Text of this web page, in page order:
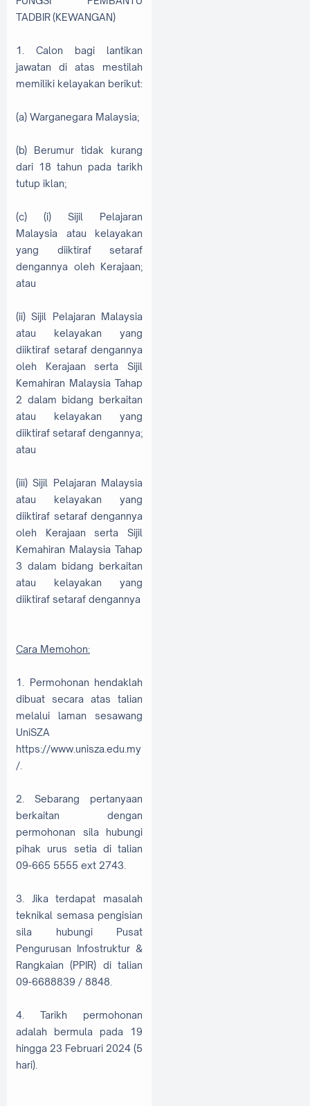
TADBIR (KEWANGAN)
1. Calon bagi lantikan
jawatan di atas mestilah
memiliki kelayakan berikut:
(a) Warganegara Malaysia;
(b) Berumur tidak kurang
dari 18 tahun pada tarikh
tutup iklan;
(c) (i) Sijil Pelajaran
Malaysia atau kelayakan
yang diiktiraf setaraf
dengannya oleh Kerajaan;
atau
(ii) Sijil Pelajaran Malaysia
atau kelayakan yang
diiktiraf setaraf dengannya
oleh Kerajaan serta Sijil
Kemahiran Malaysia Tahap
2 dalam bidang berkaitan
atau kelayakan yang
diiktiraf setaraf dengannya;
atau
(iii) Sijil Pelajaran Malaysia
atau kelayakan yang
diiktiraf setaraf dengannya
oleh Kerajaan serta Sijil
Kemahiran Malaysia Tahap
3 dalam bidang berkaitan
atau kelayakan yang
diiktiraf setaraf dengannya
Cara Memohon:
1. Permohonan hendaklah
dibuat secara atas talian
melalui laman sesawang
UniSZA
https://www.unisza.edu.my
/.
2. Sebarang pertanyaan
berkaitan dengan
permohonan sila hubungi
pihak urus setia di talian
09-665 5555 ext 2743.
3. Jika terdapat masalah
teknikal semasa pengisian
sila hubungi Pusat
Pengurusan Infostruktur &
Rangkaian (PPIR) di talian
09-6688839 / 8848.
4. Tarikh permohonan
adalah bermula pada 19
hingga 23 Februari 2024 (5
hari).